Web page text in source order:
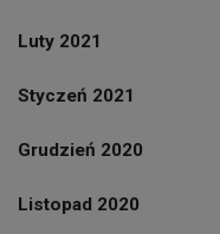
Luty 2021
Styczeń 2021
Grudzień 2020
Listopad 2020